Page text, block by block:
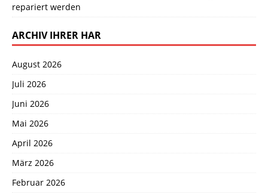
repariert werden
ARCHIV IHRER HAR
August 2026
Juli 2026
Juni 2026
Mai 2026
April 2026
März 2026
Februar 2026